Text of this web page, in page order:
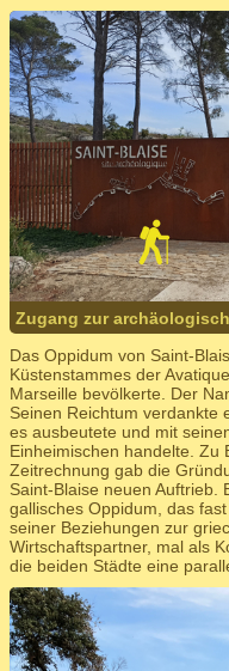
Zugang zur
Das Oppidum von Saint-
Küstenstammes der
Marseille bevölkerte. Der
Seinen Reichtum verdankte
es ausbeutete und mit
Einheimischen handelte. Zu
Zeitrechnung gab die
Saint-Blaise neuen Auftrieb.
gallisches Oppidum, das
seiner Beziehungen zur
Wirtschaftspartner, mal als
die beiden Städte eine